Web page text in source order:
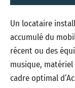
Un locataire
accumulé du
récent ou des
musique,
cadre optimal